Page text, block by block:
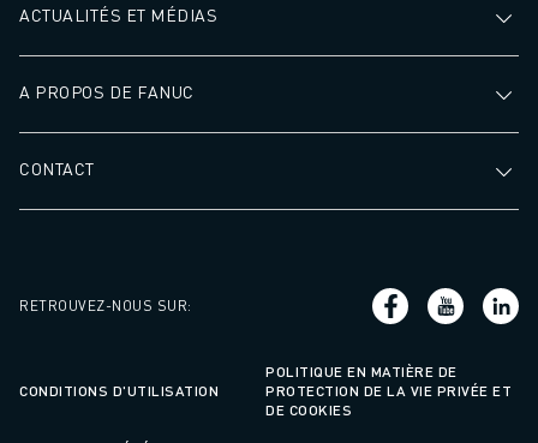
ACTUALITÉS ET MÉDIAS
A PROPOS DE FANUC
CONTACT
RETROUVEZ-NOUS SUR:
CONDITIONS D'UTILISATION
POLITIQUE EN MATIÈRE DE
PROTECTION DE LA VIE PRIVÉE ET
DE COOKIES